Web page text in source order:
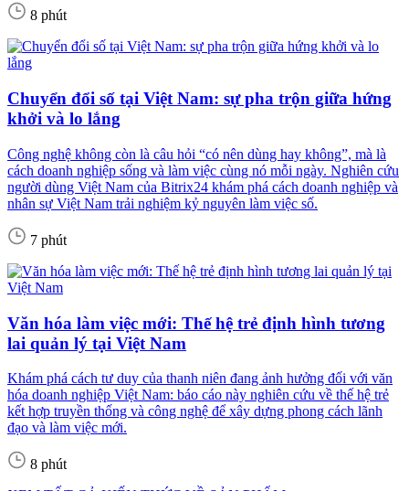
8 phút
Chuyển đổi số tại Việt Nam: sự pha trộn giữa hứng
khởi và lo lắng
Công nghệ không còn là câu hỏi “có nên dùng hay không”, mà là
cách doanh nghiệp sống và làm việc cùng nó mỗi ngày. Nghiên cứu
người dùng Việt Nam của Bitrix24 khám phá cách doanh nghiệp và
nhân sự Việt Nam trải nghiệm kỷ nguyên làm việc số.
7 phút
Văn hóa làm việc mới: Thế hệ trẻ định hình tương
lai quản lý tại Việt Nam
Khám phá cách tư duy của thanh niên đang ảnh hưởng đối với văn
hóa doanh nghiệp Việt Nam: báo cáo này nghiên cứu về thế hệ trẻ
kết hợp truyền thống và công nghệ để xây dựng phong cách lãnh
đạo và làm việc mới.
8 phút